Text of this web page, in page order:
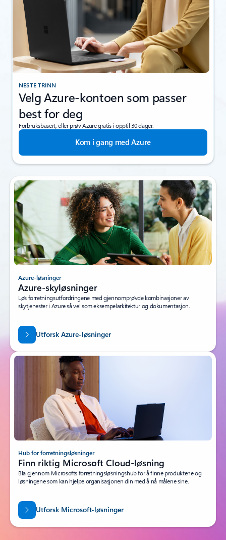
NESTE TRINN
Velg Azure-kontoen som passer
best for deg
Forbruksbasert, eller prøv Azure gratis i opptil 30 dager.
Kom i gang med Azure
Azure-løsninger
Azure-skyløsninger
Løs forretningsutfordringene med gjennomprøvde kombinasjoner av
skytjenester i Azure så vel som eksempelarkitektur og dokumentasjon.
Utforsk Azure-løsninger
Hub for forretningsløsninger
Finn riktig Microsoft Cloud-løsning
Bla gjennom Microsofts forretningsløsningshub for å finne produktene og
løsningene som kan hjelpe organisasjonen din med å nå målene sine.
Utforsk Microsoft-løsninger